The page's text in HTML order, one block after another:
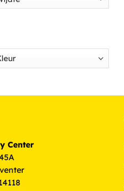
Center